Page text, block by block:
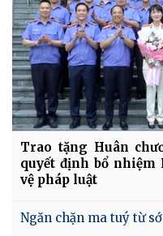
Trao tặng Huân
quyết định bổ nhiệm
vệ pháp luật
Ngăn chặn ma tuý từ